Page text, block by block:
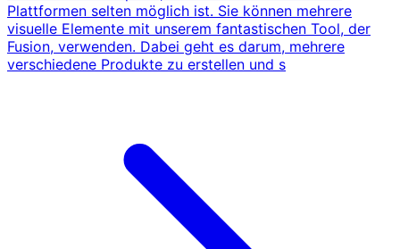
Plattformen selten möglich ist. Sie können mehrere
visuelle Elemente mit unserem fantastischen Tool, der
Fusion, verwenden. Dabei geht es darum, mehrere
verschiedene Produkte zu erstellen und s